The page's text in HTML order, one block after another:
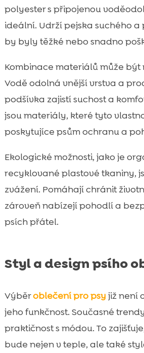
polyester s připojenou
ideální. Udrží pejska suchého
by byly těžké nebo snadno
Kombinace materiálů může být
Vodě odolná vnější vrstva a
podšívka zajistí suchost a
jsou materiály, které tyto
poskytujíce psům ochranu a
Ekologické možnosti, jako je
recyklované plastové tkaniny,
zvážení. Pomáhají chránit
zároveň nabízejí pohodlí a
psích přátel.
Styl a design psího
Výběroblečení pro psy již není
jeho funkčnost. Současné
praktičnost s módou. To
bude nejen v teple, ale také